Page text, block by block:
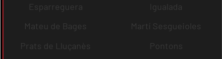
Esparreguera
Igualada
Mateu de Bages
Martí Sesgueioles
Prats de Lluçanès
Pontons